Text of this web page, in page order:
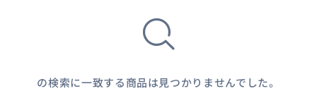
の検索に一致する商品は見つかりませんでした。